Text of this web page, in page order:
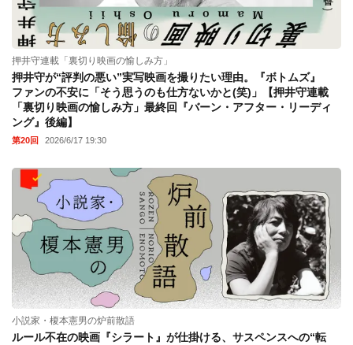
押井守連載「裏切り映画の愉しみ方」
押井守が“評判の悪い”実写映画を撮りたい理由。『ボトムズ』
ファンの不安に「そう思うのも仕方ないかと(笑)」【押井守連載
「裏切り映画の愉しみ方」最終回『バーン・アフター・リーディ
ング』後編】
第20回 2026/6/17 19:30
小説家・榎本憲男の炉前散語
ルール不在の映画『シラート』が仕掛ける、サスペンスへの“転